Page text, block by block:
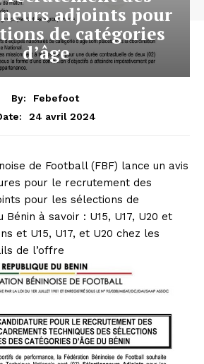
adjoints pour
de catégories
d’âge
By:
Febefoot
24 avril 2024
de Football (FBF) lance un avis
pour le recrutement des
pour les sélections de
Bénin à savoir : U15, U17, U20 et
et U15, U17, et U20 chez les
de l’offre